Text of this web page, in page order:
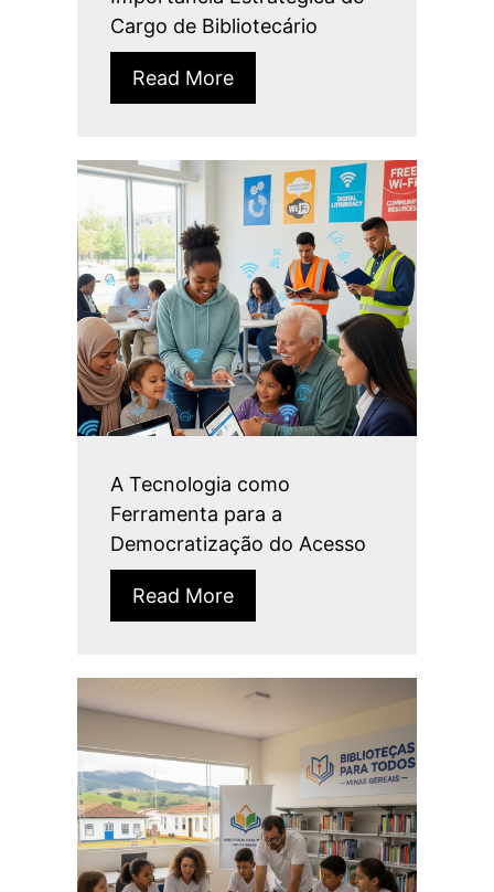
Cargo de Bibliotecário
Read More
A Tecnologia como
Ferramenta para a
Democratização do Acesso
Read More